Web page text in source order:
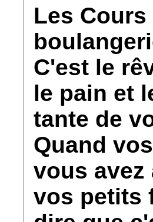
Les
C'est le
le pain et
tante de
Quand
vous avez
vos petits